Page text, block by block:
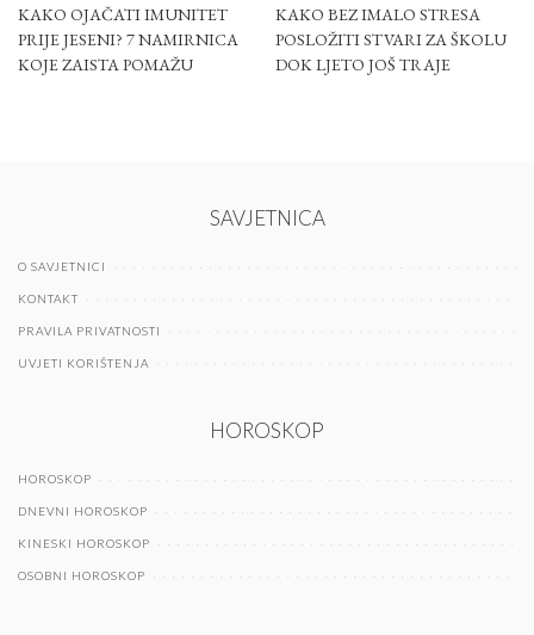
KAKO OJAČATI IMUNITET
PRIJE JESENI? 7 NAMIRNICA
KOJE ZAISTA POMAŽU
KAKO BEZ IMALO STRESA
POSLOŽITI STVARI ZA ŠKOLU
DOK LJETO JOŠ TRAJE
SAVJETNICA
O SAVJETNICI
KONTAKT
PRAVILA PRIVATNOSTI
UVJETI KORIŠTENJA
HOROSKOP
HOROSKOP
DNEVNI HOROSKOP
KINESKI HOROSKOP
OSOBNI HOROSKOP